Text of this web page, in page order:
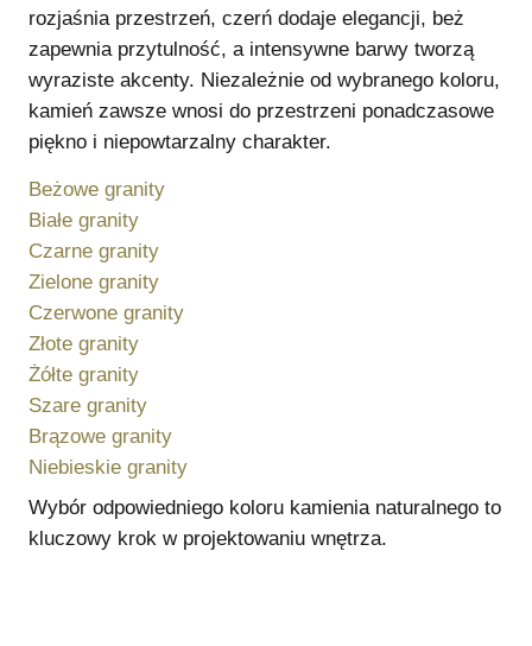
rozjaśnia przestrzeń, czerń dodaje elegancji, beż
zapewnia przytulność, a intensywne barwy tworzą
wyraziste akcenty. Niezależnie od wybranego koloru,
kamień zawsze wnosi do przestrzeni ponadczasowe
piękno i niepowtarzalny charakter.
Beżowe granity
Białe granity
Czarne granity
Zielone granity
Czerwone granity
Złote granity
Żółte granity
Szare granity
Brązowe granity
Niebieskie granity
Wybór odpowiedniego koloru kamienia naturalnego to
kluczowy krok w projektowaniu wnętrza.